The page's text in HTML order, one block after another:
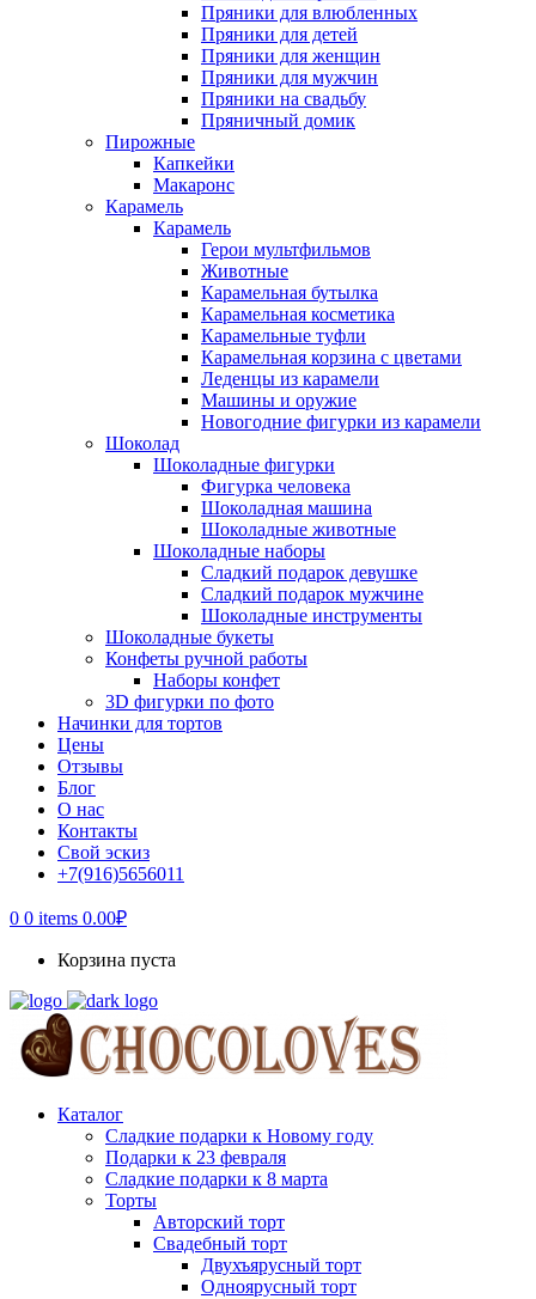
Пряники для влюбленных
Пряники для детей
Пряники для женщин
Пряники для мужчин
Пряники на свадьбу
Пряничный домик
Пирожные
Капкейки
Макаронс
Карамель
Карамель
Герои мультфильмов
Животные
Карамельная бутылка
Карамельная косметика
Карамельные туфли
Карамельная корзина с цветами
Леденцы из карамели
Машины и оружие
Новогодние фигурки из карамели
Шоколад
Шоколадные фигурки
Фигурка человека
Шоколадная машина
Шоколадные животные
Шоколадные наборы
Сладкий подарок девушке
Сладкий подарок мужчине
Шоколадные инструменты
Шоколадные букеты
Конфеты ручной работы
Наборы конфет
3D фигурки по фото
Начинки для тортов
Цены
Отзывы
Блог
О нас
Контакты
Свой эскиз
+7(916)5656011
0 0 items 0.00₽
Корзина пуста
Каталог
Сладкие подарки к Новому году
Подарки к 23 февраля
Сладкие подарки к 8 марта
Торты
Авторский торт
Свадебный торт
Двухъярусный торт
Одноярусный торт